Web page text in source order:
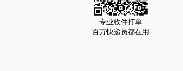
专业收件打单
百万快递员都在用